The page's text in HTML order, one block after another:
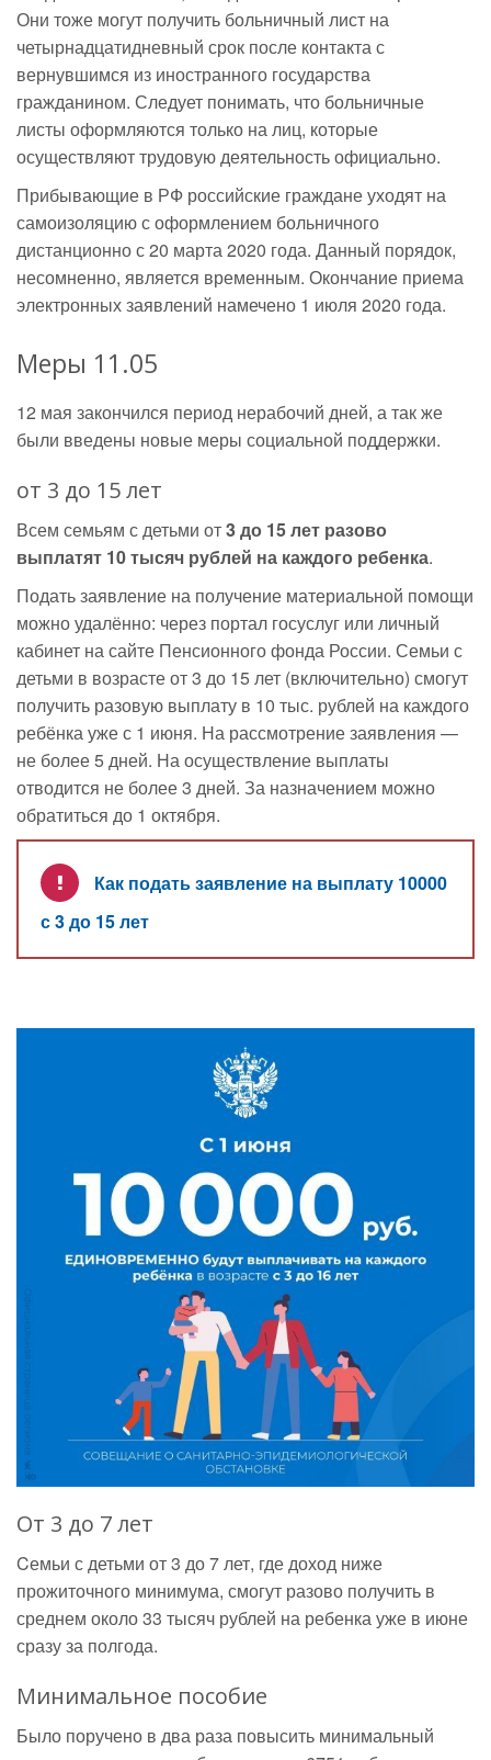
Они тоже могут получить больничный лист на
четырнадцатидневный срок после контакта с
вернувшимся из иностранного государства
гражданином. Следует понимать, что больничные
листы оформляются только на лиц, которые
осуществляют трудовую деятельность официально.
Прибывающие в РФ российские граждане уходят на
самоизоляцию с оформлением больничного
дистанционно с 20 марта 2020 года. Данный порядок,
несомненно, является временным. Окончание приема
электронных заявлений намечено 1 июля 2020 года.
Меры 11.05
12 мая закончился период нерабочий дней, а так же
были введены новые меры социальной поддержки.
от 3 до 15 лет
Всем семьям с детьми от3 до 15 лет разово
выплатят 10 тысяч рублей на каждого ребенка.
Подать заявление на получение материальной помощи
можно удалённо: через портал госуслуг или личный
кабинет на сайте Пенсионного фонда России. Семьи с
детьми в возрасте от 3 до 15 лет (включительно) смогут
получить разовую выплату в 10 тыс. рублей на каждого
ребёнка уже с 1 июня. На рассмотрение заявления —
не более 5 дней. На осуществление выплаты
отводится не более 3 дней. За назначением можно
обратиться до 1 октября.
Как подать заявление на выплату 10000
с 3 до 15 лет
От 3 до 7 лет
Cемьи с детьми от 3 до 7 лет, где доход ниже
прожиточного минимума, смогут разово получить в
среднем около 33 тысяч рублей на ребенка уже в июне
сразу за полгода.
Минимальное пособие
Было поручено в два раза повысить минимальный